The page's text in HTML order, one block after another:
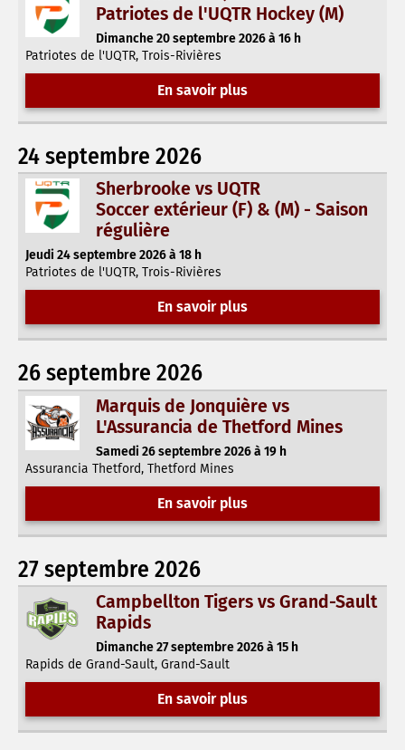
Patriotes de l'UQTR Hockey (M)
Dimanche 20 septembre 2026 à 16 h
Patriotes de l'UQTR, Trois-Rivières
En savoir plus
24 septembre 2026
Sherbrooke vs UQTR
Soccer extérieur (F) & (M) - Saison
régulière
Jeudi 24 septembre 2026 à 18 h
Patriotes de l'UQTR, Trois-Rivières
En savoir plus
26 septembre 2026
Marquis de Jonquière vs
L'Assurancia de Thetford Mines
Samedi 26 septembre 2026 à 19 h
Assurancia Thetford, Thetford Mines
En savoir plus
27 septembre 2026
Campbellton Tigers vs Grand-Sault
Rapids
Dimanche 27 septembre 2026 à 15 h
Rapids de Grand-Sault, Grand-Sault
En savoir plus